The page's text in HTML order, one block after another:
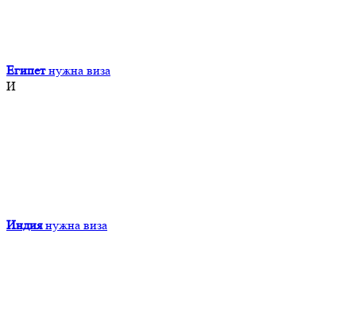
Египет нужна виза
И
Индия нужна виза